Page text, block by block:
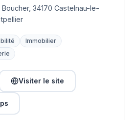
Boucher, 34170 Castelnau-le-
Immobilier
Visiter le site